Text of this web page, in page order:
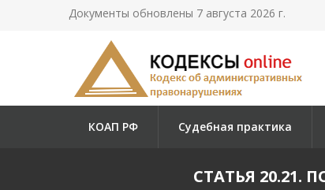
Документы обновлены 7 августа 2026 г.
КОАП РФ Судебная практика
СТАТЬЯ